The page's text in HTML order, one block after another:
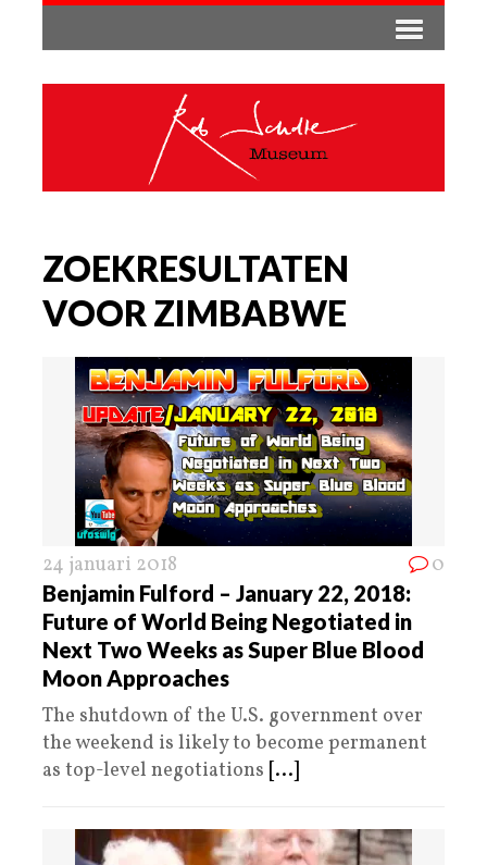
ZOEKRESULTATEN
VOOR ZIMBABWE
24 januari 2018 0
Benjamin Fulford – January 22, 2018:
Future of World Being Negotiated in
Next Two Weeks as Super Blue Blood
Moon Approaches
The shutdown of the U.S. government over
the weekend is likely to become permanent
as top-level negotiations [...]